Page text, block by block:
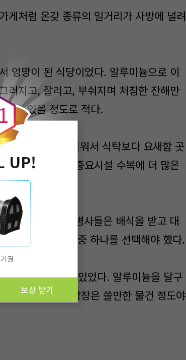
게처럼 온갖 종류의 일거리가 사방에 널려
엉망이 된 식당이었다. 알루미늄으로 이
러지고, 잘리고, 부숴지며 처참한 잔해만
수 있을 정도로 적다.
규모의 난동을 피워서 식탁보다 요새함 곳
를 치우기보다 중요시설 수복에 더 많은
어쩔 수 없이 병사들은 배식을 받고 대
가서 먹거나. 셋 중 하나를 선택해야 했다.
능력을 가지고 있었다. 알루미늄을 달구
아니지만 지금 당장은 쓸만한 물건 정도야
1
UP!
권
보상 받기